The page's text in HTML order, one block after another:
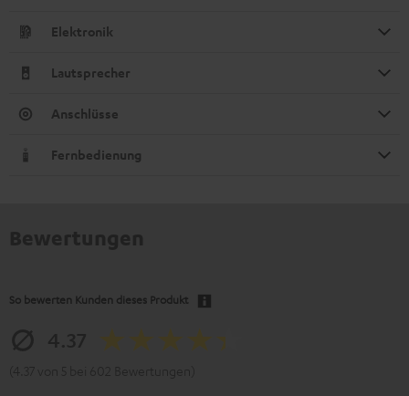
Elektronik
Lautsprecher
Anschlüsse
Fernbedienung
So bewerten Kunden dieses Produkt